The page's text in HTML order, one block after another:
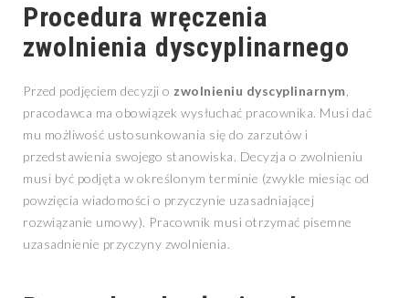
Procedura wręczenia
zwolnienia dyscyplinarnego
Przed podjęciem decyzji o zwolnieniu dyscyplinarnym
pracodawca ma obowiązek wysłuchać pracownika. Musi dać
mu możliwość ustosunkowania się do zarzutów i
przedstawienia swojego stanowiska. Decyzja o zwolnieniu
musi być podjęta w określonym terminie (zwykle miesiąc od
powzięcia wiadomości o przyczynie uzasadniającej
rozwiązanie umowy). Pracownik musi otrzymać pisemne
uzasadnienie przyczyny zwolnienia.